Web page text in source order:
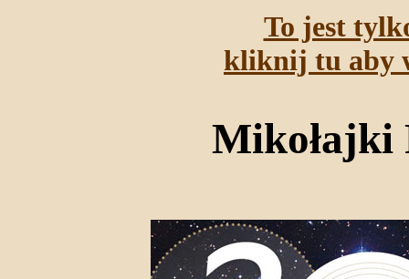
To jest
kliknij tu aby
Mikołajki